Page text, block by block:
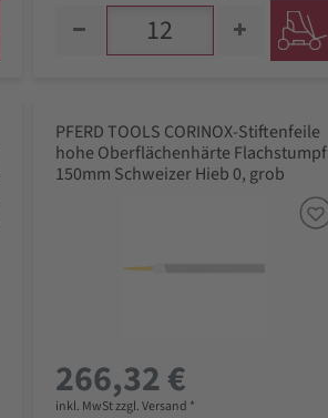
PFERD TOOLS CORINOX-Stiftenfeile
hohe Oberflächenhärte Flachstumpf
150mm Schweizer Hieb 0, grob
266,32 €
inkl. MwSt zzgl. Versand *